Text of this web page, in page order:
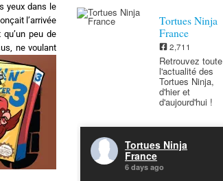
yeux dans le
l’arrivée
peu de
ne voulant
Tortues Ninja
France
2,711
Retrouvez toute
l'actualité des
Tortues Ninja,
d'hier et
d'aujourd'hui !
Tortues Ninja
France
6 days ago